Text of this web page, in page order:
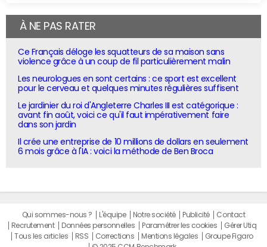
À NE PAS RATER
Ce Français déloge les squatteurs de sa maison sans
violence grâce à un coup de fil particulièrement malin
Les neurologues en sont certains : ce sport est excellent
pour le cerveau et quelques minutes régulières suffisent
Le jardinier du roi d'Angleterre Charles III est catégorique :
avant fin août, voici ce qu'il faut impérativement faire
dans son jardin
Il crée une entreprise de 10 millions de dollars en seulement
6 mois grâce à l'IA : voici la méthode de Ben Broca
Qui sommes-nous ? L'équipe Notre société Publicité
Contact
Recrutement
Données personnelles Paramétrer les cookies
Gérer Utiq
Tous les articles
RSS Corrections Mentions légales
Groupe Figaro